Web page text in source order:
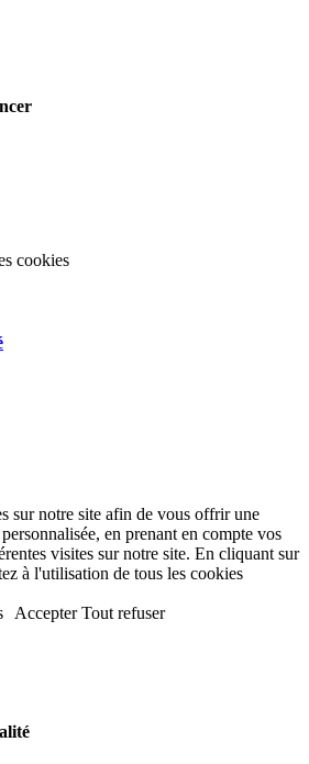
cookies
sur notre site afin de vous offrir une
en prenant en compte vos
visites sur notre site. En cliquant sur
à l'utilisation de tous les cookies
Accepter Tout refuser